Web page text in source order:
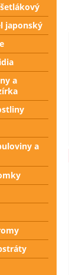
japonský
a
a